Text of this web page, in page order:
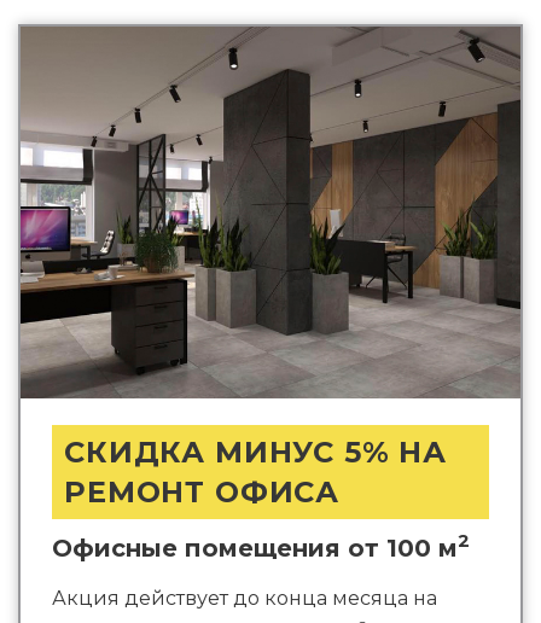
СКИДКА МИНУС 5% НА
РЕМОНТ ОФИСА
Офисные помещения от 100 м2
Акция действует до конца месяца на